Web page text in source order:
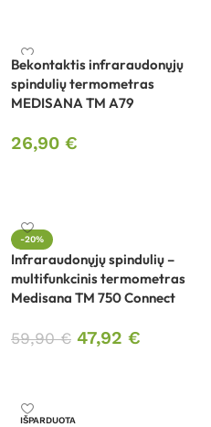
Bekontaktis infraraudonųjų
spindulių termometras
MEDISANA TM A79
26,90 €
-20%
Infraraudonųjų spindulių –
multifunkcinis termometras
Medisana TM 750 Connect
59,90€ 47,92 €
IŠPARDUOTA